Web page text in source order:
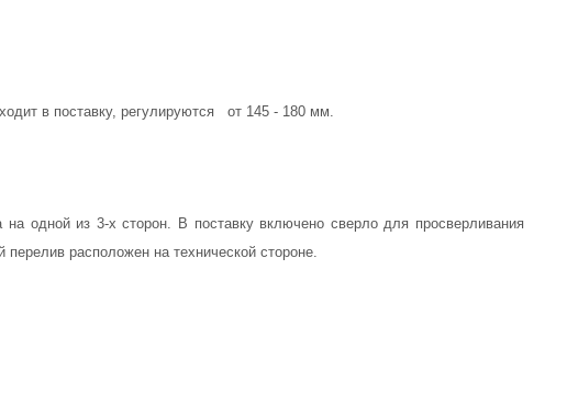
в поставку, регулируются от 145 - 180 мм.
одной из 3-х сторон. В поставку включено сверло для просверливания
расположен на технической стороне.